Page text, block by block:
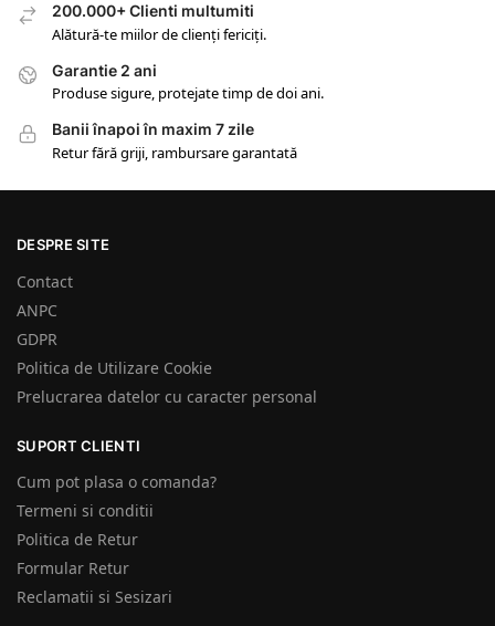
200.000+ Clienti multumiti
Alătură-te miilor de clienți fericiți.
Garantie 2 ani
Produse sigure, protejate timp de doi ani.
Banii înapoi în maxim 7 zile
Retur fără griji, rambursare garantată
DESPRE SITE
Contact
ANPC
GDPR
Politica de Utilizare Cookie
Prelucrarea datelor cu caracter personal
SUPORT CLIENTI
Cum pot plasa o comanda?
Termeni si conditii
Politica de Retur
Formular Retur
Reclamatii si Sesizari